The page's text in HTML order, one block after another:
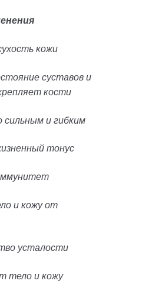
кожи
суставов и
кости
и гибким
тонус
и кожу от
усталости
тело и кожу